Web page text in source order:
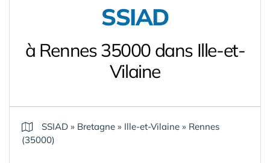
SSIAD
à Rennes 35000 dans Ille-et-
Vilaine
SSIAD » Bretagne » Ille-et-Vilaine » Rennes
(35000)